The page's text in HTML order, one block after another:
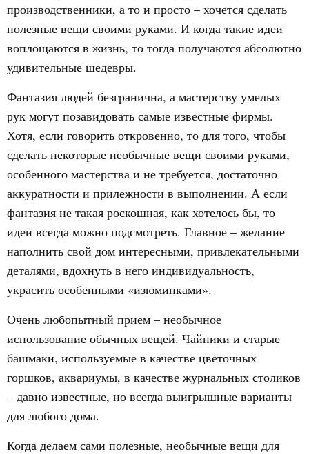
производственники, а то и просто – хочется сделать
полезные вещи своими руками. И когда такие идеи
воплощаются в жизнь, то тогда получаются абсолютно
удивительные шедевры.
Фантазия людей безгранична, а мастерству умелых
рук могут позавидовать самые известные фирмы.
Хотя, если говорить откровенно, то для того, чтобы
сделать некоторые необычные вещи своими руками,
особенного мастерства и не требуется, достаточно
аккуратности и прилежности в выполнении. А если
фантазия не такая роскошная, как хотелось бы, то
идеи всегда можно подсмотреть. Главное – желание
наполнить свой дом интересными, привлекательными
деталями, вдохнуть в него индивидуальность,
украсить особенными «изюминками».
Очень любопытный прием – необычное
использование обычных вещей. Чайники и старые
башмаки, используемые в качестве цветочных
горшков, аквариумы, в качестве журнальных столиков
– давно известные, но всегда выигрышные варианты
для любого дома.
Когда делаем сами полезные, необычные вещи для